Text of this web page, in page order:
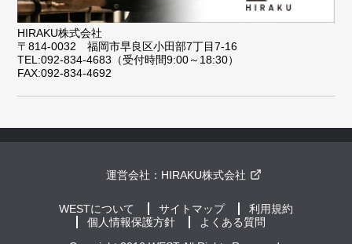
HIRAKU株式会社
〒814-0032 福岡市早良区小田部7丁目7-16
TEL:092-834-4683（受付時間9:00～18:30）
FAX:092-834-4692
運営会社： HIRAKU株式会社
WESTについて サイトマップ
利用規約
個人情報保護方針
よくある質問